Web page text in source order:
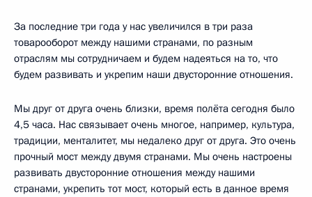
За последние три года у нас увеличился в три раза
товарооборот между нашими странами, по разным
отраслям мы сотрудничаем и будем надеяться на то, что
будем развивать и укрепим наши двусторонние отношения.
Мы друг от друга очень близки, время полёта сегодня было
4,5 часа. Нас связывает очень многое, например, культура,
традиции, менталитет, мы недалеко друг от друга. Это очень
прочный мост между двумя странами. Мы очень настроены
развивать двусторонние отношения между нашими
странами, укрепить тот мост, который есть в данное время